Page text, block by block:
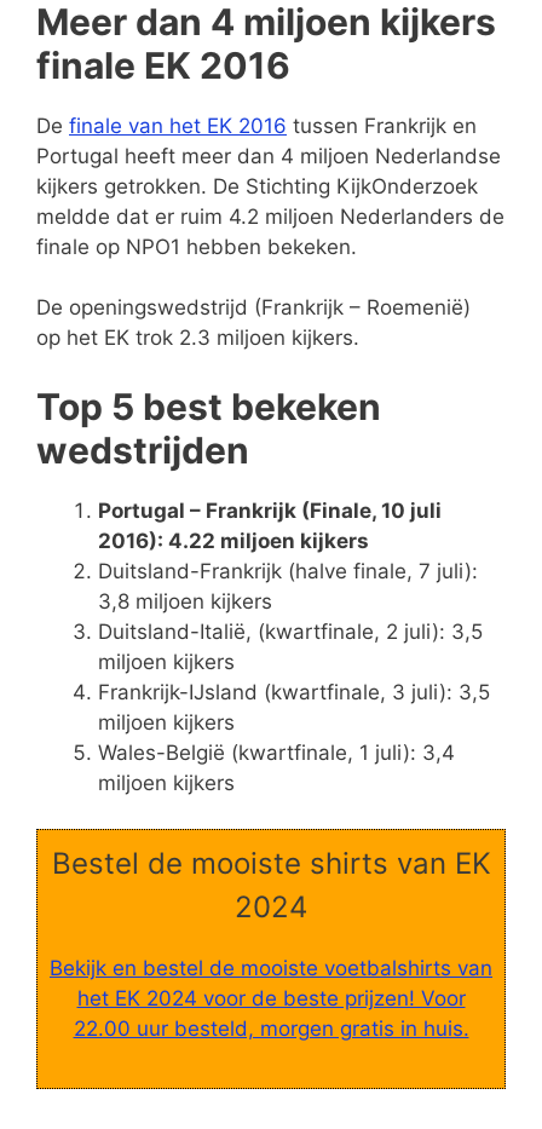
Meer dan 4 miljoen kijkers
finale EK 2016
De finale van het EK 2016 tussen Frankrijk en
Portugal heeft meer dan 4 miljoen Nederlandse
kijkers getrokken. De Stichting KijkOnderzoek
meldde dat er ruim 4.2 miljoen Nederlanders de
finale op NPO1 hebben bekeken.
De openingswedstrijd (Frankrijk – Roemenië)
op het EK trok 2.3 miljoen kijkers.
Top 5 best bekeken
wedstrijden
Portugal – Frankrijk (Finale, 10 juli
2016): 4.22 miljoen kijkers
Duitsland-Frankrijk (halve finale, 7 juli):
3,8 miljoen kijkers
Duitsland-Italië, (kwartfinale, 2 juli): 3,5
miljoen kijkers
Frankrijk-IJsland (kwartfinale, 3 juli): 3,5
miljoen kijkers
Wales-België (kwartfinale, 1 juli): 3,4
miljoen kijkers
Bestel de mooiste shirts van EK
2024
Bekijk en bestel de mooiste voetbalshirts van
het EK 2024 voor de beste prijzen! Voor
22.00 uur besteld, morgen gratis in huis.